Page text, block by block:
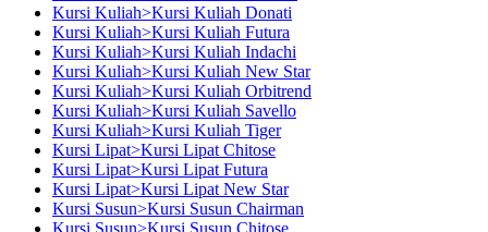
Kursi Kuliah>Kursi Kuliah Donati
Kursi Kuliah>Kursi Kuliah Futura
Kursi Kuliah>Kursi Kuliah Indachi
Kursi Kuliah>Kursi Kuliah New Star
Kursi Kuliah>Kursi Kuliah Orbitrend
Kursi Kuliah>Kursi Kuliah Savello
Kursi Kuliah>Kursi Kuliah Tiger
Kursi Lipat>Kursi Lipat Chitose
Kursi Lipat>Kursi Lipat Futura
Kursi Lipat>Kursi Lipat New Star
Kursi Susun>Kursi Susun Chairman